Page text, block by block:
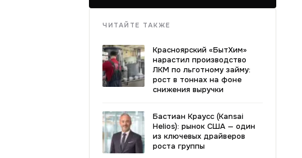
ЧИТАЙТЕ ТАКЖЕ
Красноярский «БытХим»
нарастил производство
ЛКМ по льготному займу:
рост в тоннах на фоне
снижения выручки
Бастиан Краусс (Kansai
Helios): рынок США — один
из ключевых драйверов
роста группы